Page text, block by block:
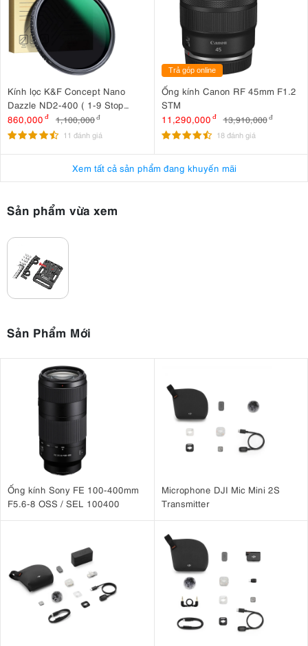
Kính lọc K&F Concept Nano
Dazzle ND2-400 ( 1-9 Stop
) 72mm KF01.2361
860,000 đ 1,100,000đ
11 đánh giá
Trả góp online
Ống kính Canon RF 45mm F1.2
STM
11,290,000 đ 13,910,000 đ
18 đánh giá
Xem tất cả sản phẩm đang khuyến mãi
Sản phẩm vừa xem
Sản Phẩm Mới
Ống kính Sony FE 100-400mm
F5.6-8 OSS / SEL 100400
Microphone DJI Mic Mini 2S
Transmitter